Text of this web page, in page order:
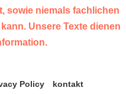
sowie niemals fachlichen
Unsere Texte dienen
Policy kontakt